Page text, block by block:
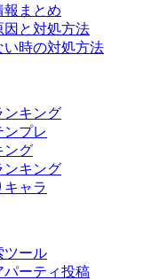
報まとめ
因と対処方法
い時の対処方法
ンキング
ンプレ
ング
ンキング
キャラ
ツール
パーティ投稿